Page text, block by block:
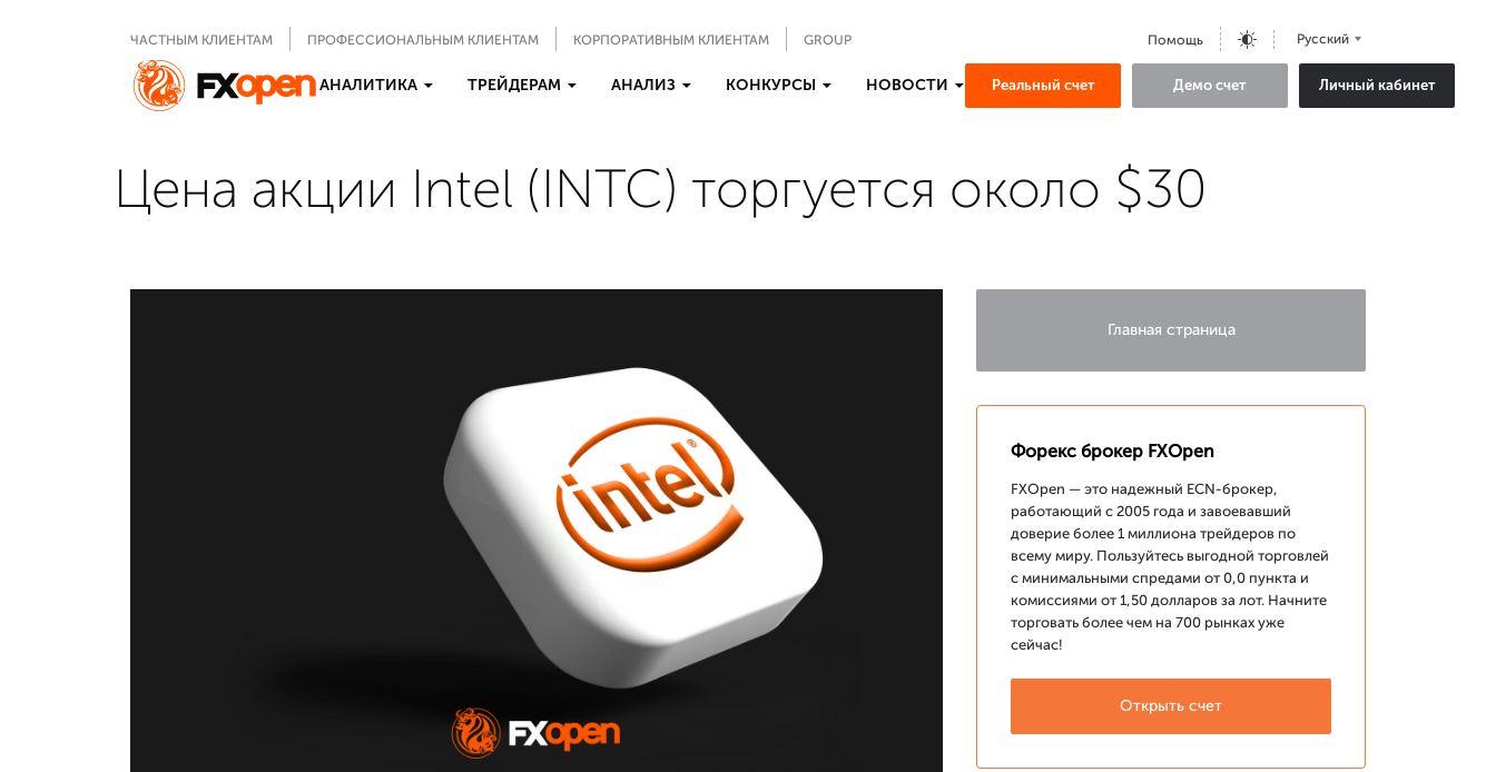
ЧАСТНЫМ КЛИЕНТАМ ПРОФЕССИОНАЛЬНЫМ КЛИЕНТАМ КОРПОРАТИВНЫМ КЛИЕНТАМ GROUP Помощь Русский
АНАЛИТИКА ТРЕЙДЕРАМ АНАЛИЗ КОНКУРСЫ НОВОСТИ Реальный счет Демо счет Личный кабинет
Цена акции Intel (INTC) торгуется около $30
Главная страница
Форекс брокер FXOpen
FXOpen — это надежный ECN-брокер,
работающий с 2005 года и завоевавший
доверие более 1 миллиона трейдеров по
всему миру. Пользуйтесь выгодной торговлей
с минимальными спредами от 0,0 пункта и
комиссиями от 1,50 долларов за лот. Начните
торговать более чем на 700 рынках уже
сейчас!
Открыть счет